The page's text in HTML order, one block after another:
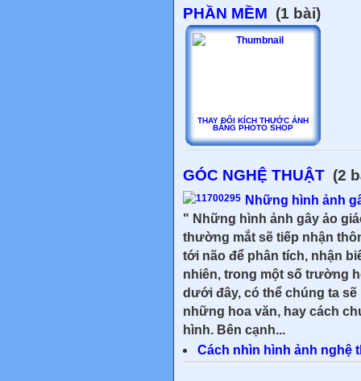
PHẦN MỀM (1 bài)
THAY ĐỔI KÍCH THƯỚC ẢNH
BẰNG PHOTO SHOP
GÓC NGHỆ THUẬT (2
Những hình ảnh
" Những hình ảnh gây ảo
thường mắt sẽ tiếp nhận
tới não để phân tích, nhận
nhiên, trong một số trường
dưới đây, có thể chúng ta
những hoa văn, hay cách
hình. Bên cạnh...
Cách nhìn hình ảnh nghệ